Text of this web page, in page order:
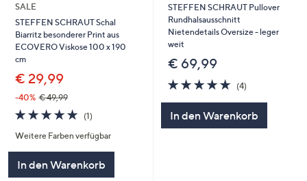
SALE
STEFFEN SCHRAUT Schal
Biarritz besonderer Print aus
ECOVERO Viskose 100 x 190
cm
€ 29,99
-40% € 49,99
5.0
von
5
(1)
Weitere Farben verfügbar
In den Warenkorb
STEFFEN SCHRAUT Pullover
Rundhalsausschnitt
Nietendetails Oversize - leger
weit
€ 69,99
5.0
von
5
(4)
In den Warenkorb